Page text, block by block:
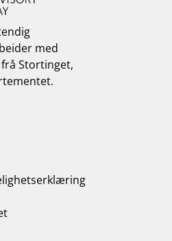
med
Stortinget,